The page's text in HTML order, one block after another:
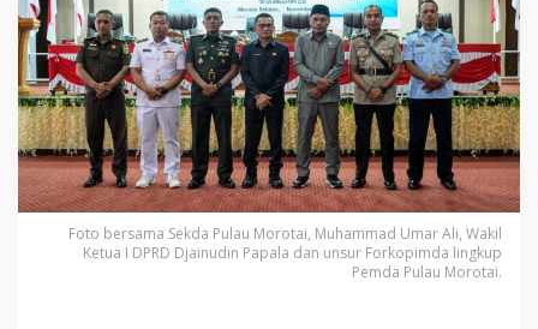
Foto bersama Sekda Pulau Morotai, Muhammad Umar Ali, Wakil
Ketua I DPRD Djainudin Papala dan unsur Forkopimda lingkup
Pemda Pulau Morotai.